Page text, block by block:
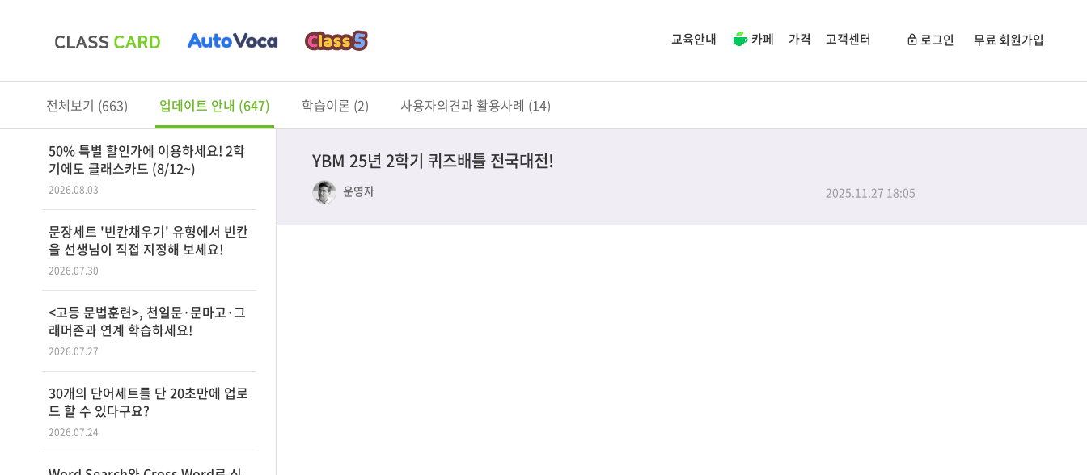
교육안내 카페 가격 고객센터 로그인 무료 회원가입
전체보기 (663) 업데이트 안내 (647) 학습이론 (2) 사용자의견과 활용사례 (14)
50% 특별 할인가에 이용하세요! 2학
기에도 클래스카드 (8/12~)
2026.08.03
문장세트 '빈칸채우기' 유형에서 빈칸
을 선생님이 직접 지정해 보세요!
2026.07.30
<고등 문법훈련>, 천일문·문마고·그
래머존과 연계 학습하세요!
2026.07.27
30개의 단어세트를 단 20초만에 업로
드 할 수 있다구요?
2026.07.24
YBM 25년 2학기 퀴즈배틀 전국대전!
운영자 2025.11.27 18:05